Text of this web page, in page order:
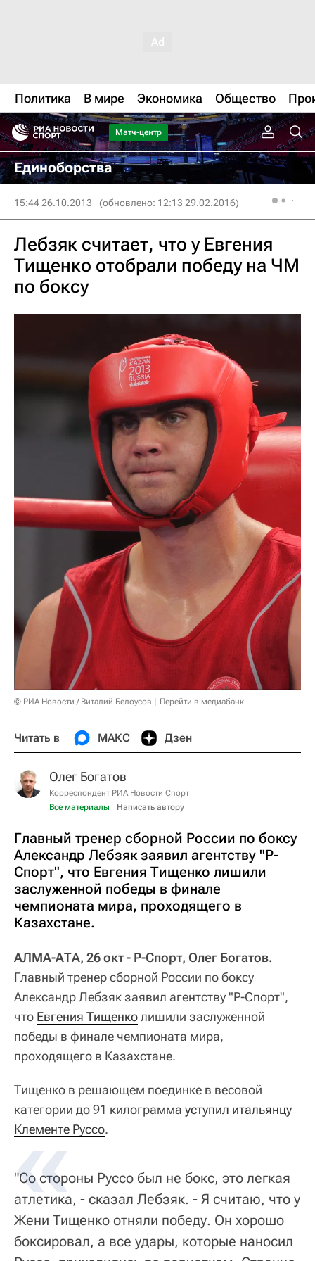
Политика В мире Экономика Общество
Матч-центр
Единоборства
15:44 26.10.2013 (обновлено: 12:13 29.02.2016)
Лебзяк считает, что у Евгения
Тищенко отобрали победу на ЧМ
по боксу
© РИА Новости / Виталий Белоусов Перейти в медиабанк
Читать в МАКС Дзен
Олег Богатов
Корреспондент РИА Новости Спорт
Все материалы
Написать автору
Главный тренер сборной России по боксу
Александр Лебзяк заявил агентству "Р-
Спорт", что Евгения Тищенко лишили
заслуженной победы в финале
чемпионата мира, проходящего в
Казахстане.
АЛМА-АТА, 26 окт - Р-Спорт, Олег Богатов.
Главный тренер сборной России по боксу
Александр Лебзяк заявил агентству "Р-Спорт",
что Евгения Тищенколишили заслуженной
победы в финале чемпионата мира,
проходящего в Казахстане.
Тищенко в решающем поединке в весовой
категории до 91 килограмма уступил итальянцу
Клементе Руссо.
"Со стороны Руссо был не бокс, это легкая
атлетика, - сказал Лебзяк. - Я считаю, что у
Жени Тищенко отняли победу. Он хорошо
боксировал, а все удары, которые наносил